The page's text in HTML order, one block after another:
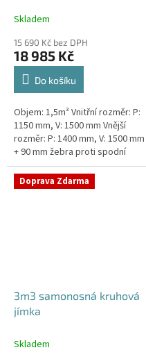
Skladem
15 690 Kč bez DPH
18 985 Kč
Do košíku
Objem: 1,5m³ Vnitřní rozměr: P:
1150 mm, V: 1500 mm Vnější
rozměr: P: 1400 mm, V: 1500 mm
+ 90 mm žebra proti spodní
vodě + komínek Jímka do míst s
vysokou hladinou spodní vody...
Doprava Zdarma
3m3 samonosná kruhová
jímka
Skladem